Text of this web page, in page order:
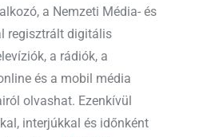
a Nemzeti Média- és
regisztrált digitális
a rádiók, a
és a mobil média
olvashat. Ezenkívül
interjúkkal és időnként